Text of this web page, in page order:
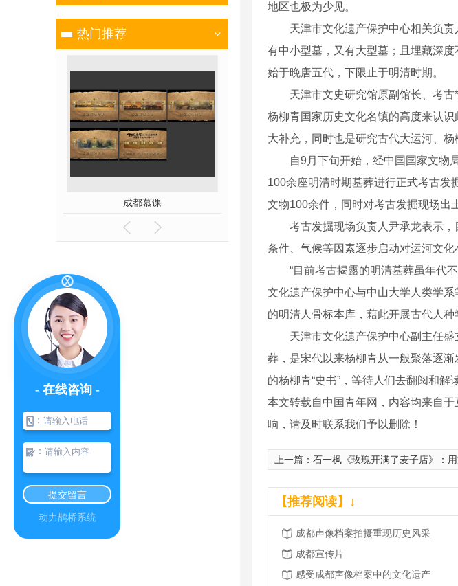
热门推荐
成都慕课
地区也极为少见。
天津市文化遗产保护中心相关负责
有中小型墓，又有大型墓；且埋藏深
始于晚唐五代，下限止于明清时期。
天津市文史研究馆原副馆长、考古*
杨柳青国家历史文化名镇的高度来认
大补充，同时也是研究古代大运河、杨
自9月下旬开始，经中国国家文物局
100余座明清时期墓葬进行正式考古发
文物100余件，同时对考古发掘现场出
考古发掘现场负责人尹承龙表示，
条件、气候等因素逐步启动对运河文
“目前考古揭露的明清墓葬虽年代不
文化遗产保护中心与中山大学人类学
的明清人骨标本库，藉此开展古代人
天津市文化遗产保护中心副主任盛
葬，是宋代以来杨柳青从一般聚落逐
的杨柳青“史书”，等待人们去翻阅和解
本文转载自中国青年网，内容均来自
响，请及时联系我们予以删除！
上一篇： 石一枫《玫瑰开满了麦子店》：用文学书写北京
【推荐阅读】↓
成都声像档案拍摄重现历史风采
成都宣传片
感受成都声像档案中的文化遗产
- 在线咨询 -
：
：
提交留言
动力鹊桥系统